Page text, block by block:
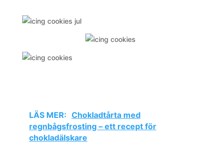
LÄS MER: Chokladtårta med
regnbågsfrosting – ett recept för
chokladälskare